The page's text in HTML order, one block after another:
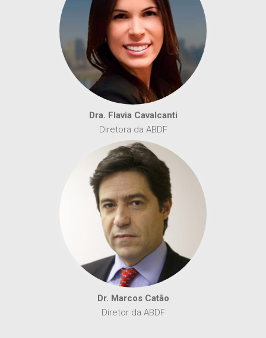
Dra. Flavia Cavalcanti
Diretora da ABDF
Dr. Marcos Catão
Diretor da ABDF